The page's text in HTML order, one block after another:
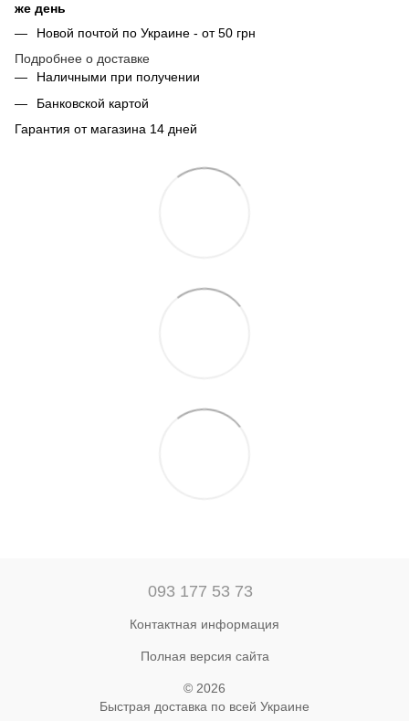
же день
Новой почтой по Украине - от 50 грн
Подробнее о доставке
Наличными при получении
Банковской картой
Гарантия от магазина 14 дней
093 177 53 73
Контактная информация
Полная версия сайта
© 2026
Быстрая доставка по всей Украине